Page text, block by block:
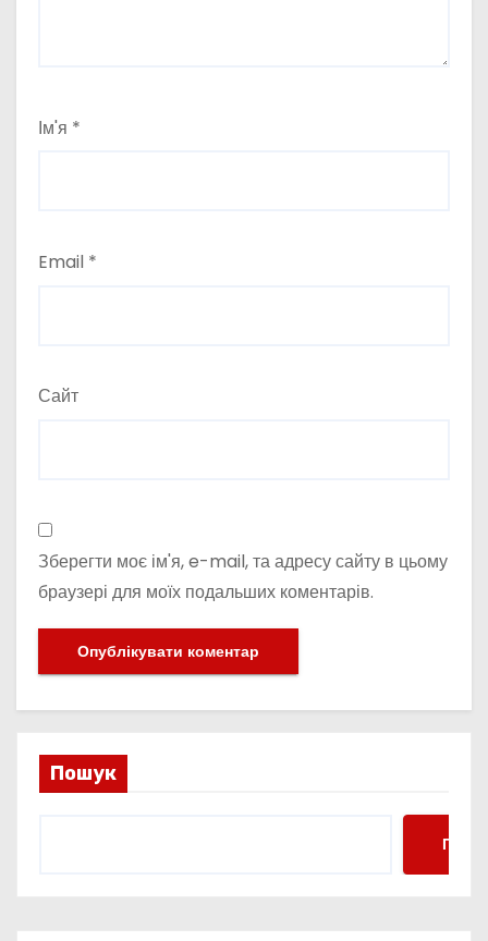
Ім'я *
Email *
Сайт
Зберегти моє ім'я, e-mail, та адресу сайту в цьому
браузері для моїх подальших коментарів.
Пошук